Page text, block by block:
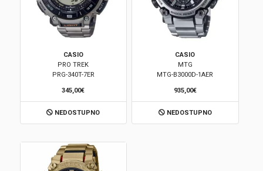
CASIO
PRO TREK
PRG-340T-7ER
345,00€
NEDOSTUPNO
CASIO
MTG
MTG-B3000D-1AER
935,00€
NEDOSTUPNO